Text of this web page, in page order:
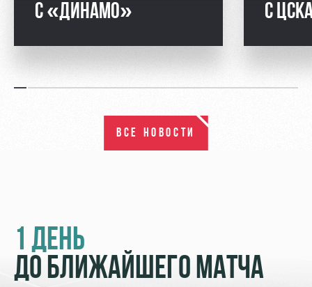
С «ДИНАМО»
С
ВСЕ НОВОСТИ
1 ДЕНЬ
ДО БЛИЖАЙШЕГО МАТЧА